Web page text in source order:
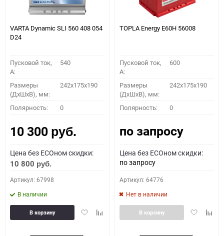
VARTA Dynamic SLI 560 408 054
D24
Пусковой ток,
A:
540
Размеры
(ДхШхВ), мм:
242x175x190
Полярность: 0
10 300 руб.
Цена без ECOном скидки:
10 800 руб.
Артикул: 67998
В наличии
ДобавитьДобавить
В корзину
TOPLA Energy E60H 56008
Пусковой ток,
A:
600
Размеры
(ДхШхВ), мм:
242x175x190
Полярность: 0
по запросу
Цена без ECOном скидки:
по запросу
Артикул: 64776
Нет в наличии
Добавить
В корзину